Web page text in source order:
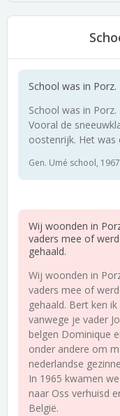
School was in Porz.
School was in
Vooral de
oostenrijk. Het was
Gen. Umé school, 1967
Wij woonden in
vaders mee of
gehaald.
Wij woonden in
vaders mee of
gehaald. Bert ken
vanwege je vader
belgen Dominique
onder andere om
nederlandse
In 1965 kwamen
naar Oss verhuisd
België.